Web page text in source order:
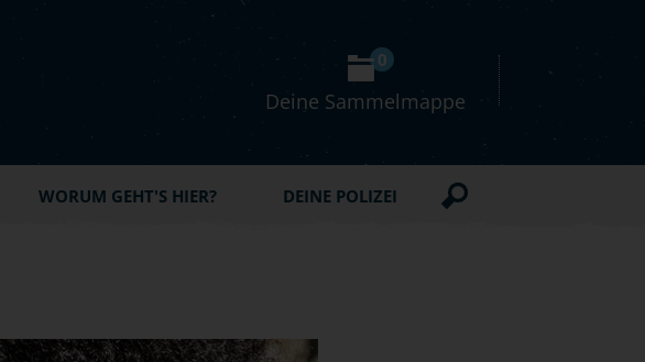
Deine Sammelmappe
0
WORUM GEHT'S HIER? DEINE POLIZEI